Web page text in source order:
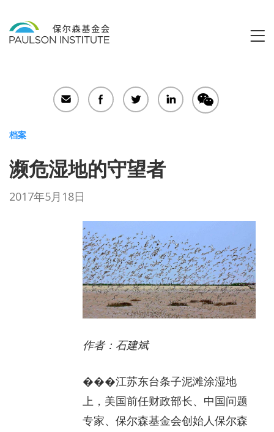
档案
濒危湿地的守望者
2017年5月18日
作者：石建斌
���江苏东台条子泥滩涂湿地
上，美国前任财政部长、中国问题
专家、保尔森基金会创始人保尔森